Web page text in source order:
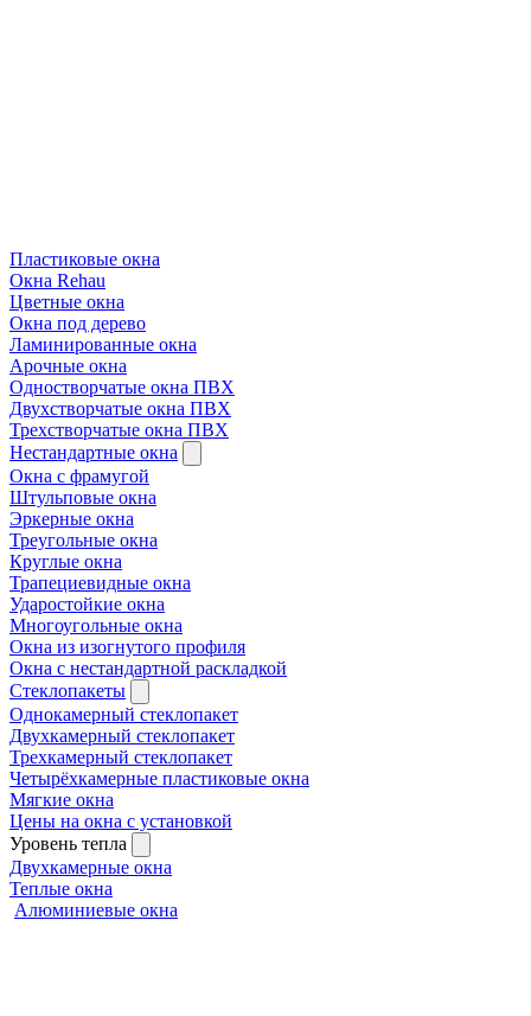
Пластиковые окна
Окна Rehau
Цветные окна
Окна под дерево
Ламинированные окна
Арочные окна
Одностворчатые окна ПВХ
Двухстворчатые окна ПВХ
Трехстворчатые окна ПВХ
Нестандартные окна
Окна с фрамугой
Штульповые окна
Эркерные окна
Треугольные окна
Круглые окна
Трапециевидные окна
Ударостойкие окна
Многоугольные окна
Окна из изогнутого профиля
Окна с нестандартной раскладкой
Стеклопакеты
Однокамерный стеклопакет
Двухкамерный стеклопакет
Трехкамерный стеклопакет
Четырёхкамерные пластиковые окна
Мягкие окна
Цены на окна с установкой
Уровень тепла
Двухкамерные окна
Теплые окна
Алюминиевые окна